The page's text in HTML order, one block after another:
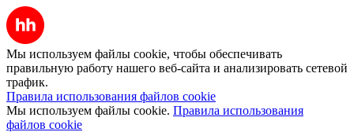
Мы используем файлы cookie, чтобы обеспечивать
правильную работу нашего веб-сайта и анализировать сетевой
трафик.
Правила использования файлов cookie
Мы используем файлы cookie. Правила использования
файлов cookie